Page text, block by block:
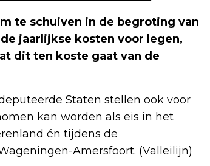
te schuiven in de begroting van
jaarlijkse kosten voor legen,
dit ten koste gaat van de
Staten stellen ook voor
kan worden als eis in het
én tijdens de
Amersfoort. (Valleilijn)